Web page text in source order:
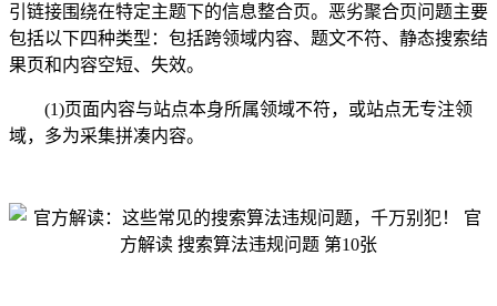
引链接围绕在特定主题下的信息整合页。恶劣聚合页问题主要
包括以下四种类型：包括跨领域内容、题文不符、静态搜索结
果页和内容空短、失效。
(1)页面内容与站点本身所属领域不符，或站点无专注领
域，多为采集拼凑内容。